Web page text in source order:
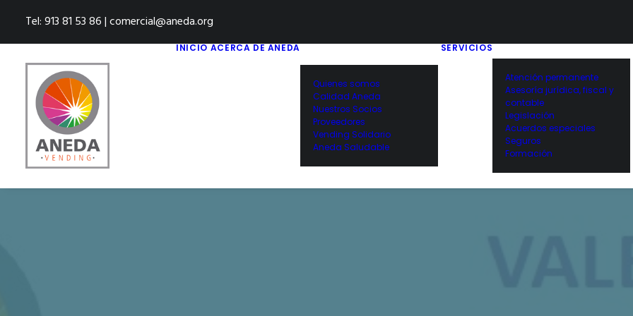
Tel: 913 81 53 86 | comercial@aneda.org
INICIO ACERCA DE ANEDA
Quienes somos
Calidad Aneda
Nuestros Socios
Proveedores
Vending Solidario
Aneda Saludable
SERVICIOS
Atención permanente
Asesoría jurídica, fiscal y
contable
Legislación
Acuerdos especiales
Seguros
Formación